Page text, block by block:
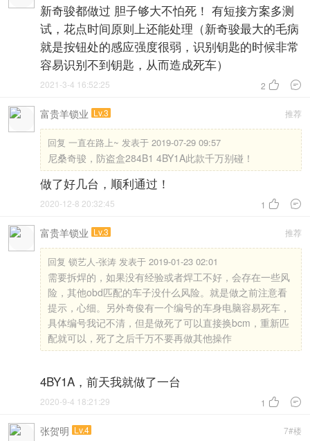
新奇骏都做过 胆子够大不怕死！ 有短接方案多测
试，花点时间原则上还能处理（新奇骏最大的毛病
就是按钮处的感应强度很弱，识别钥匙的时候非常
容易识别不到钥匙，从而造成死车）
2  
2021-3-4 16:52:25
推荐
富贵羊锁业 Lv.3
回复 一直在路上~ 发表于 2019-07-29 09:57
尼桑奇骏，防盗盒284B1 4BY1A此款千万别碰！
做了好几台，顺利通过！
1  
2020-12-8 20:32:45
推荐
富贵羊锁业 Lv.3
回复 锁艺人-张涛 发表于 2019-01-23 02:01
需要拆焊的，如果没有经验或者焊工不好，会存在一些风
险，其他obd匹配的车子没什么风险。就是做之前注意看
提示，心细。另外奇俊有一个编号的车身电脑容易死车，
具体编号我记不清，但是做死了可以直接换bcm，重新匹
配就可以，死了之后千万不要再做其他操作
4BY1A，前天我就做了一台
1  
2020-9-4 18:21:29
7#楼
张贺明 Lv.4